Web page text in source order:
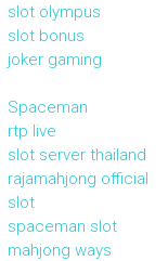
slot olympus
slot bonus
joker gaming
Spaceman
rtp live
slot server thailand
rajamahjong official
slot
spaceman slot
mahjong ways